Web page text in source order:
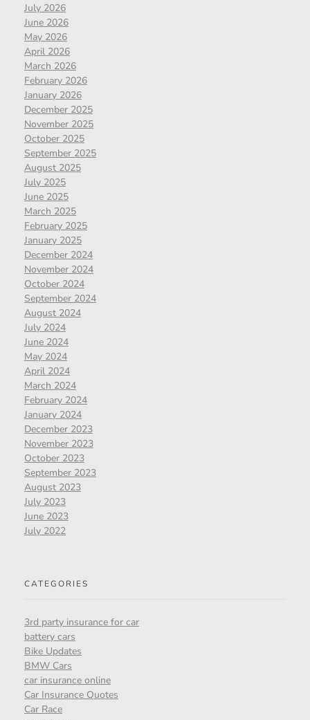
July 2026
June 2026
May 2026
April 2026
March 2026
February 2026
January 2026
December 2025
November 2025
October 2025
September 2025
August 2025
July 2025
June 2025
March 2025
February 2025
January 2025
December 2024
November 2024
October 2024
September 2024
August 2024
July 2024
June 2024
May 2024
April 2024
March 2024
February 2024
January 2024
December 2023
November 2023
October 2023
September 2023
August 2023
July 2023
June 2023
July 2022
CATEGORIES
3rd party insurance for car
battery cars
Bike Updates
BMW Cars
car insurance online
Car Insurance Quotes
Car Race